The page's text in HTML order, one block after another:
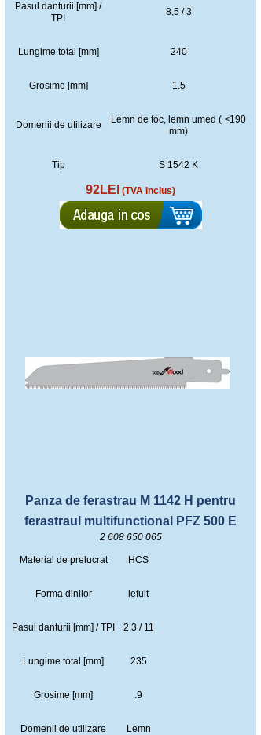
Pasul danturii [mm] /
TPI
8,5 / 3
Lungime total [mm] 240
Grosime [mm] 1.5
Domenii de utilizare
Lemn de foc, lemn umed ( <190
mm)
Tip S 1542 K
92LEI (TVA inclus)
Panza de ferastrau M 1142 H pentru
ferastraul multifunctional PFZ 500 E
2 608 650 065
Material de prelucrat HCS
Forma dinilor lefuit
Pasul danturii [mm] / TPI 2,3 / 11
Lungime total [mm] 235
Grosime [mm] .9
Domenii de utilizare Lemn